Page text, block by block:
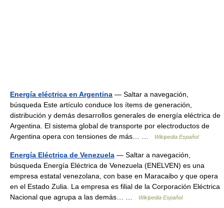
Energía eléctrica en Argentina — Saltar a navegación,
búsqueda Este artículo conduce los ítems de generación,
distribución y demás desarrollos generales de energía eléctrica de
Argentina. El sistema global de transporte por electroductos de
Argentina opera con tensiones de más… …
Wikipedia Español
Energía Eléctrica de Venezuela — Saltar a navegación,
búsqueda Energía Eléctrica de Venezuela (ENELVEN) es una
empresa estatal venezolana, con base en Maracaibo y que opera
en el Estado Zulia. La empresa es filial de la Corporación Eléctrica
Nacional que agrupa a las demás… …
Wikipedia Español